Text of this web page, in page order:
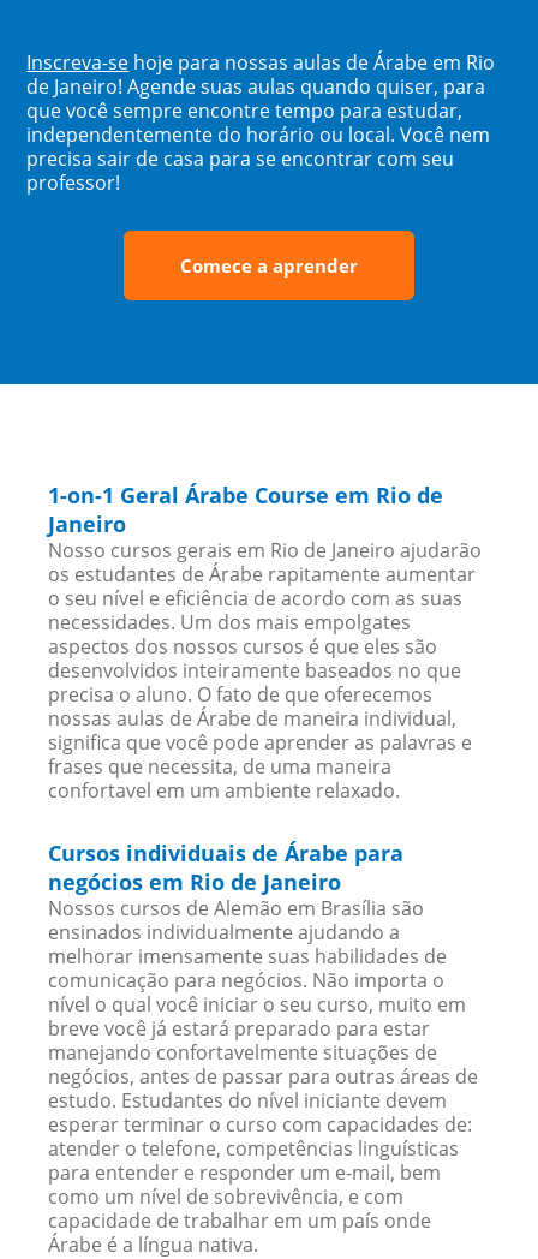
Inscreva-se hoje para nossas aulas de Árabe em Rio
de Janeiro! Agende suas aulas quando quiser, para
que você sempre encontre tempo para estudar,
independentemente do horário ou local. Você nem
precisa sair de casa para se encontrar com seu
professor!
Comece a aprender
1-on-1 Geral Árabe Course em Rio de
Janeiro
Nosso cursos gerais em Rio de Janeiro ajudarão
os estudantes de Árabe rapitamente aumentar
o seu nível e eficiência de acordo com as suas
necessidades. Um dos mais empolgates
aspectos dos nossos cursos é que eles são
desenvolvidos inteiramente baseados no que
precisa o aluno. O fato de que oferecemos
nossas aulas de Árabe de maneira individual,
significa que você pode aprender as palavras e
frases que necessita, de uma maneira
confortavel em um ambiente relaxado.
Cursos individuais de Árabe para
negócios em Rio de Janeiro
Nossos cursos de Alemão em Brasília são
ensinados individualmente ajudando a
melhorar imensamente suas habilidades de
comunicação para negócios. Não importa o
nível o qual você iniciar o seu curso, muito em
breve você já estará preparado para estar
manejando confortavelmente situações de
negócios, antes de passar para outras áreas de
estudo. Estudantes do nível iniciante devem
esperar terminar o curso com capacidades de:
atender o telefone, competências linguísticas
para entender e responder um e-mail, bem
como um nível de sobrevivência, e com
capacidade de trabalhar em um país onde
Árabe é a língua nativa.